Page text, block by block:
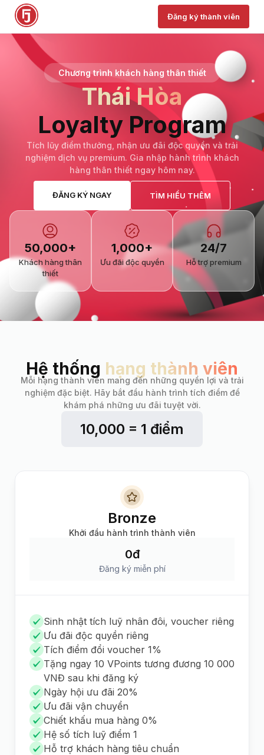
Đăng ký thành viên
Chương trình khách hàng thân thiết
Thái Hòa
Loyalty Program
Tích lũy điểm thưởng, nhận ưu đãi độc quyền và trải
nghiệm dịch vụ premium. Gia nhập hành trình khách
hàng thân thiết ngay hôm nay.
ĐĂNG KÝ NGAY TÌM HIỂU THÊM
50,000+
Khách hàng thân
thiết
1,000+
Ưu đãi độc quyền
24/7
Hỗ trợ premium
Hệ thống hạng thành viên
Mỗi hạng thành viên mang đến những quyền lợi và trải
nghiệm đặc biệt. Hãy bắt đầu hành trình tích điểm để
khám phá những ưu đãi tuyệt vời.
10,000 = 1 điểm
Bronze
Khởi đầu hành trình thành viên
0đ
Đăng ký miễn phí
Sinh nhật tích luỹ nhân đôi, voucher riêng
Ưu đãi độc quyền riêng
Tích điểm đổi voucher 1%
Tặng ngay 10 VPoints tương đương 10 000
VNĐ sau khi đăng ký
Ngày hội ưu đãi 20%
Ưu đãi vận chuyển
Chiết khấu mua hàng 0%
Hệ số tích luỹ điểm 1
Hỗ trợ khách hàng tiêu chuẩn